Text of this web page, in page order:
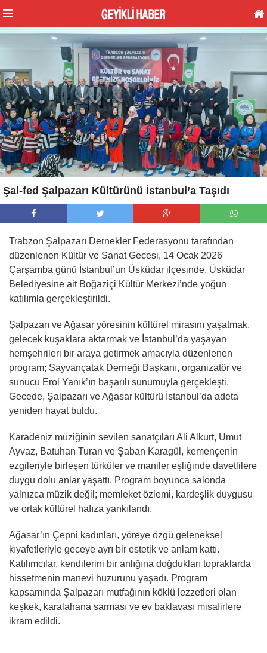
Şal-fed Şalpazarı Kültürünü İstanbul’a Taşıdı
Trabzon Şalpazarı Dernekler Federasyonu tarafından
düzenlenen Kültür ve Sanat Gecesi, 14 Ocak 2026
Çarşamba günü İstanbul’un Üsküdar ilçesinde, Üsküdar
Belediyesine ait Boğaziçi Kültür Merkezi’nde yoğun
katılımla gerçekleştirildi.
Şalpazarı ve Ağasar yöresinin kültürel mirasını yaşatmak,
gelecek kuşaklara aktarmak ve İstanbul’da yaşayan
hemşehrileri bir araya getirmek amacıyla düzenlenen
program; Sayvançatak Derneği Başkanı, organizatör ve
sunucu Erol Yanık’ın başarılı sunumuyla gerçekleşti.
Gecede, Şalpazarı ve Ağasar kültürü İstanbul’da adeta
yeniden hayat buldu.
Karadeniz müziğinin sevilen sanatçıları Ali Alkurt, Umut
Ayvaz, Batuhan Turan ve Şaban Karagül, kemençenin
ezgileriyle birleşen türküler ve maniler eşliğinde davetlilere
duygu dolu anlar yaşattı. Program boyunca salonda
yalnızca müzik değil; memleket özlemi, kardeşlik duygusu
ve ortak kültürel hafıza yankılandı.
Ağasar’ın Çepni kadınları, yöreye özgü geleneksel
kıyafetleriyle geceye ayrı bir estetik ve anlam kattı.
Katılımcılar, kendilerini bir anlığına doğdukları topraklarda
hissetmenin manevi huzurunu yaşadı. Program
kapsamında Şalpazarı mutfağının köklü lezzetleri olan
keşkek, karalahana sarması ve ev baklavası misafirlere
ikram edildi.